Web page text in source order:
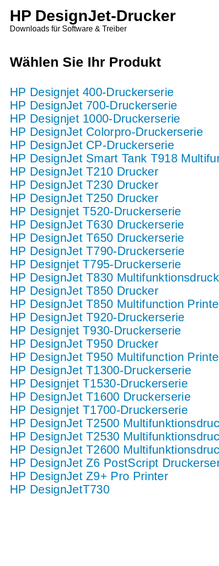
HP DesignJet-Drucker
Downloads für Software & Treiber
Wählen Sie Ihr Produkt
HP Designjet 400-Druckerserie
HP DesignJet 700-Druckerserie
HP Designjet 1000-Druckerserie
HP DesignJet Colorpro-Druckerserie
HP DesignJet CP-Druckerserie
HP DesignJet Smart Tank T918
HP DesignJet T210 Drucker
HP DesignJet T230 Drucker
HP DesignJet T250 Drucker
HP Designjet T520-Druckerserie
HP DesignJet T630 Druckerserie
HP DesignJet T650 Druckerserie
HP DesignJet T790-Druckerserie
HP Designjet T795-Druckerserie
HP DesignJet T830
HP DesignJet T850 Drucker
HP DesignJet T850 Multifunction
HP DesignJet T920-Druckerserie
HP Designjet T930-Druckerserie
HP DesignJet T950 Drucker
HP DesignJet T950 Multifunction
HP DesignJet T1300-Druckerserie
HP Designjet T1530-Druckerserie
HP DesignJet T1600 Druckerserie
HP Designjet T1700-Druckerserie
HP DesignJet T2500
HP DesignJet T2530
HP DesignJet T2600
HP DesignJet Z6 PostScript
HP DesignJet Z9+ Pro Printer
HP DesignJetT730